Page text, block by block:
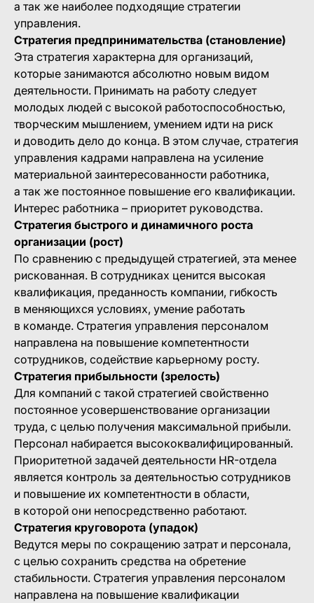
а так же наиболее подходящие стратегии
управления.
Стратегия предпринимательства (становление)
Эта стратегия характерна для организаций,
которые занимаются абсолютно новым видом
деятельности. Принимать на работу следует
молодых людей с высокой работоспособностью,
творческим мышлением, умением идти на риск
и доводить дело до конца. В этом случае, стратегия
управления кадрами направлена на усиление
материальной заинтересованности работника,
а так же постоянное повышение его квалификации.
Интерес работника – приоритет руководства.
Стратегия быстрого и динамичного роста
организации (рост)
По сравнению с предыдущей стратегией, эта менее
рискованная. В сотрудниках ценится высокая
квалификация, преданность компании, гибкость
в меняющихся условиях, умение работать
в команде. Стратегия управления персоналом
направлена на повышение компетентности
сотрудников, содействие карьерному росту.
Стратегия прибыльности (зрелость)
Для компаний с такой стратегией свойственно
постоянное усовершенствование организации
труда, с целью получения максимальной прибыли.
Персонал набирается высококвалифицированный.
Приоритетной задачей деятельности HR-отдела
является контроль за деятельностью сотрудников
и повышение их компетентности в области,
в которой они непосредственно работают.
Стратегия круговорота (упадок)
Ведутся меры по сокращению затрат и персонала,
с целью сохранить средства на обретение
стабильности. Стратегия управления персоналом
направлена на повышение квалификации